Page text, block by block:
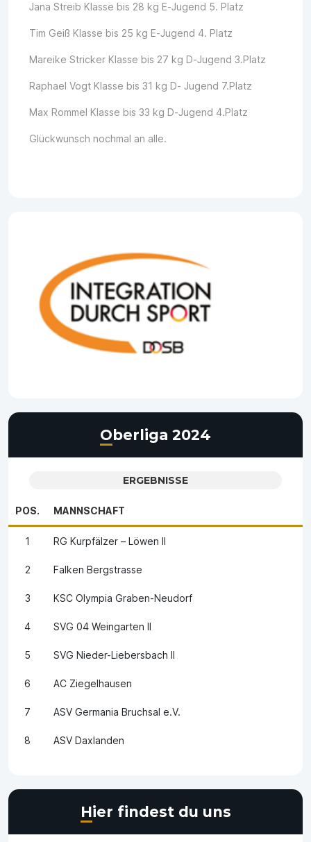
Jana Streib Klasse bis 28 kg E-Jugend 5. Platz
Tim Geiß Klasse bis 25 kg E-Jugend 4. Platz
Mareike Stricker Klasse bis 27 kg D-Jugend 3.Platz
Raphael Vogt Klasse bis 31 kg D- Jugend 7.Platz
Max Rommel Klasse bis 33 kg D-Jugend 4.Platz
Glückwunsch nochmal an alle.
Oberliga 2024
ERGEBNISSE
POS. MANNSCHAFT
1 RG Kurpfälzer – Löwen II
2 Falken Bergstrasse
3 KSC Olympia Graben-Neudorf
4 SVG 04 Weingarten II
5 SVG Nieder-Liebersbach II
6 AC Ziegelhausen
7 ASV Germania Bruchsal e.V.
8 ASV Daxlanden
Hier findest du uns